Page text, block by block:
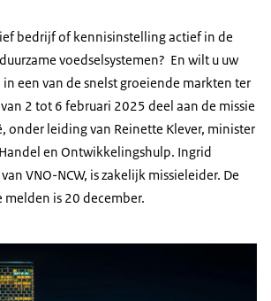
bedrijf of kennisinstelling actief in de
voedselsystemen? En wilt u uw
een van de snelst groeiende markten ter
2 tot 6 februari 2025 deel aan de missie
onder leiding van Reinette Klever, minister
en Ontwikkelingshulp. Ingrid
VNO-NCW, is zakelijk missieleider. De
is 20 december.
of Jeddah, Saudi Arabia at night time